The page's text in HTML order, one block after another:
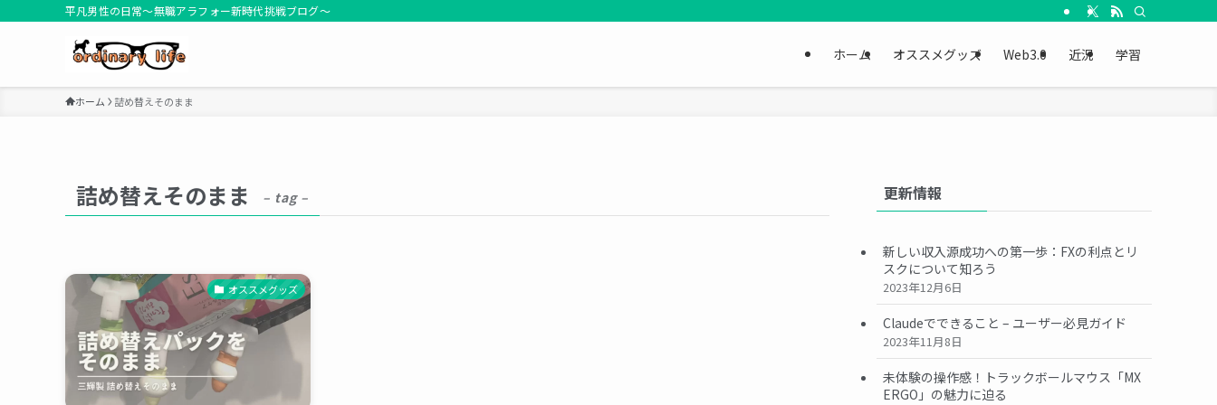
平凡男性の日常～無職アラフォー新時代挑戦ブログ～
ホーム オススメグッズ Web3.0 近況 学習
ホーム 詰め替えそのまま
詰め替えそのまま – tag –
オススメグッズ
更新情報
新しい収入源成功への第一歩：FXの利点とリ
スクについて知ろう
2023年12月6日
Claudeでできること – ユーザー必見ガイド
2023年11月8日
未体験の操作感！トラックボールマウス「MX
ERGO」の魅力に迫る